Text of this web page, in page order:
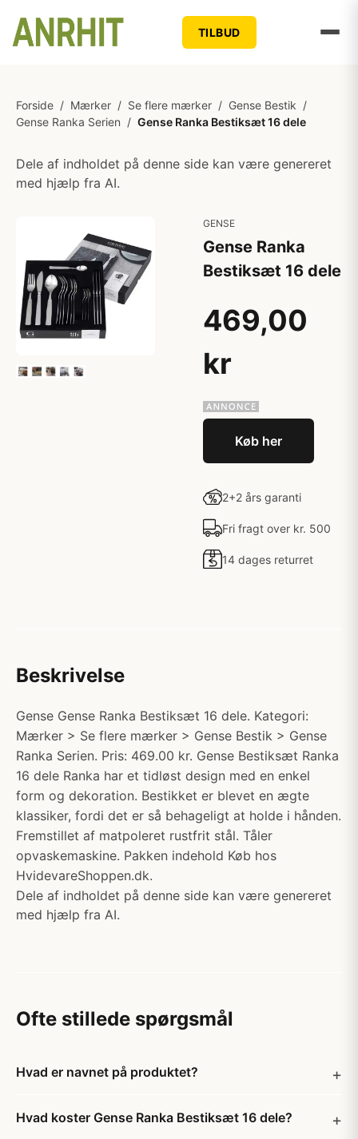
TILBUD
Forside / Mærker / Se flere mærker / Gense Bestik /
Gense Ranka Serien / Gense Ranka Bestiksæt 16 dele
Dele af indholdet på denne side kan være genereret
med hjælp fra AI.
GENSE
Gense Ranka
Bestiksæt 16 dele
469,00
kr
Køb her
2+2 års garanti
Fri fragt over kr. 500
14 dages returret
Beskrivelse
Gense Gense Ranka Bestiksæt 16 dele. Kategori:
Mærker > Se flere mærker > Gense Bestik > Gense
Ranka Serien. Pris: 469.00 kr. Gense Bestiksæt Ranka
16 dele Ranka har et tidløst design med en enkel
form og dekoration. Bestikket er blevet en ægte
klassiker, fordi det er så behageligt at holde i hånden.
Fremstillet af matpoleret rustfrit stål. Tåler
opvaskemaskine. Pakken indehold Køb hos
HvidevareShoppen.dk.
Dele af indholdet på denne side kan være genereret
med hjælp fra AI.
Ofte stillede spørgsmål
Hvad er navnet på produktet?
Hvad koster Gense Ranka Bestiksæt 16 dele?